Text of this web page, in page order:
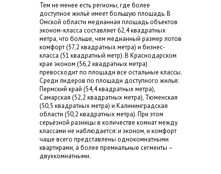
Тем не менее есть регионы, где более
доступное жильё имеет большую площадь. В
Омской области медианная площадь объектов
эконом-класса составляет 62,4 квадратных
метра, что больше, чем медианный размер лотов
комфорт (57,2 квадратных метра) и бизнес-
класса (51 квадратный метр). В Краснодарском
крае эконом (56,2 квадратных метра)
превосходит по площади все остальные классы.
Среди лидеров по площади доступного жилья:
Пермский край (54,4 квадратных метра),
Самарская (52,2 квадратных метра), Тюменская
(50,5 квадратных метра) и Калининградская
области (50,2 квадратных метра). При этом
серьёзной разницы в количестве комнат между
классами не наблюдается: и эконом, и комфорт
чаще всего представлены однокомнатными
квартирами, а более премиальные сегменты –
двухкомнатными.